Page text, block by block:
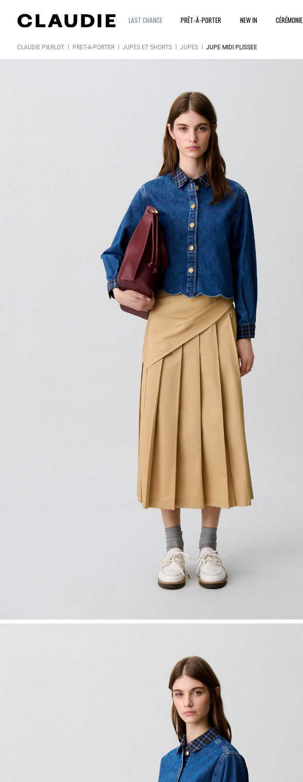
LAST CHANCE PRÊT-À-PORTER NEW IN CÉRÉMONIE
CLAUDIE PIERLOT PRÊT-À-PORTER JUPES ET SHORTS JUPES JUPE MIDI PLISSÉE